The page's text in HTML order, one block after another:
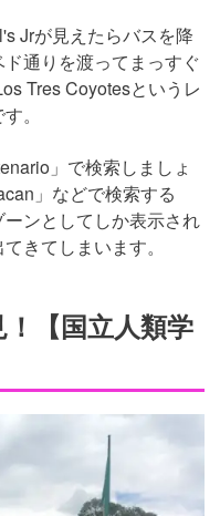
Jrが見えたらバスを降
通りを渡ってまっすぐ
Tres Coyotesというレ
。
」で検索しましょ
」などで検索する
ンとしてしか表示され
きてしまいます。
【国立人類学